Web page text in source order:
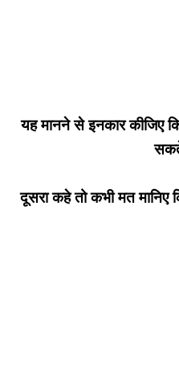
यह मानने से इनकार कीजिए
दूसरा कहे तो कभी मत